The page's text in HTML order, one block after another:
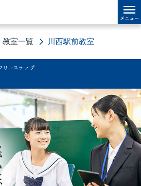
教室一覧 川西駅前教室
リーステップ